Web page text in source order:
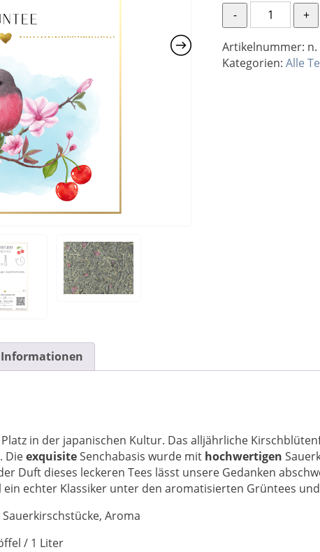
Nr.57
Cherry
Cherry
Menge
Artikelnummer: n.
Kategorien:Alle
in der japanischen Kultur. Das alljährliche
DieexquisiteSenchabasis wurde mit hochwertigen
Duft dieses leckeren Tees lässt unsere Gedanken
ein echter Klassiker unter den aromatisierten Grüntees
Aroma
/ 1 Liter